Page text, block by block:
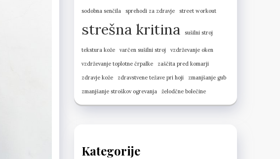
sodobna senčila sprehodi za zdravje street workout
strešna kritina sušilni stroj
tekstura kože varčen sušilni stroj
vzdrževanje oken
vzdrževanje toplotne črpalke
zaščita pred komarji
zdravje kože
zdravstvene težave pri hoji
zmanjšanje gub
zmanjšanje stroškov ogrevanja
želodčne bolečine
Kategorije